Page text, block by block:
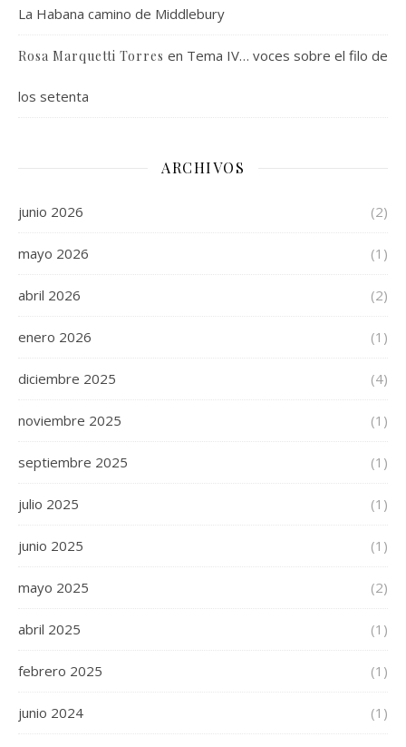
La Habana camino de Middlebury
Rosa Marquetti Torres en Tema IV… voces sobre el filo de
los setenta
ARCHIVOS
junio 2026 (2)
mayo 2026 (1)
abril 2026 (2)
enero 2026 (1)
diciembre 2025 (4)
noviembre 2025 (1)
septiembre 2025 (1)
julio 2025 (1)
junio 2025 (1)
mayo 2025 (2)
abril 2025 (1)
febrero 2025 (1)
junio 2024 (1)